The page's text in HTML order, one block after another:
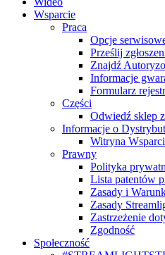
Wsparcie
Praca
Opcje
Prześlij
Znajdź
Informacje
Formularz
Części
Odwiedź sklep
Informacje o
Witryna
Prawny
Polityka
Lista patentów
Zasady i
Zasady
Zastrzeżenie
Zgodność
Społeczność